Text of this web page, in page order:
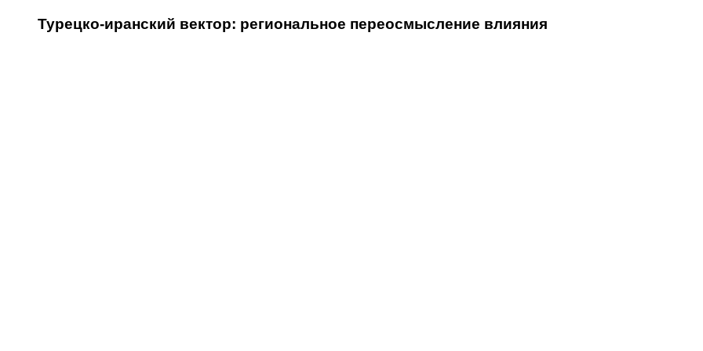
Турецко-иранский вектор: региональное переосмысление влияния